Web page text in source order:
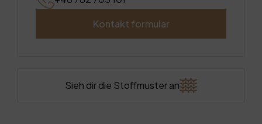
Kontakt formular
Sieh dir die Stoffmuster an